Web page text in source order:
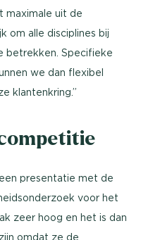
maximale uit de
om alle disciplines bij
betrekken. Specifieke
we dan flexibel
klantenkring.’’
presentatie met de
voor het
zeer hoog en het is dan
omdat ze de